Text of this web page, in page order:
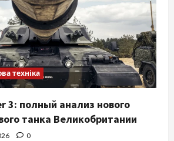
техніка
3: полный анализ нового
танка Великобритании
0